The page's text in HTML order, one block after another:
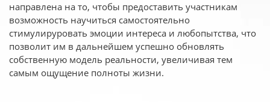
направлена на то, чтобы предоставить участникам
возможность научиться самостоятельно
стимулируровать эмоции интереса и любопытства, что
позволит им в дальнейшем успешно обновлять
собственную модель реальности, увеличивая тем
самым ощущение полноты жизни.